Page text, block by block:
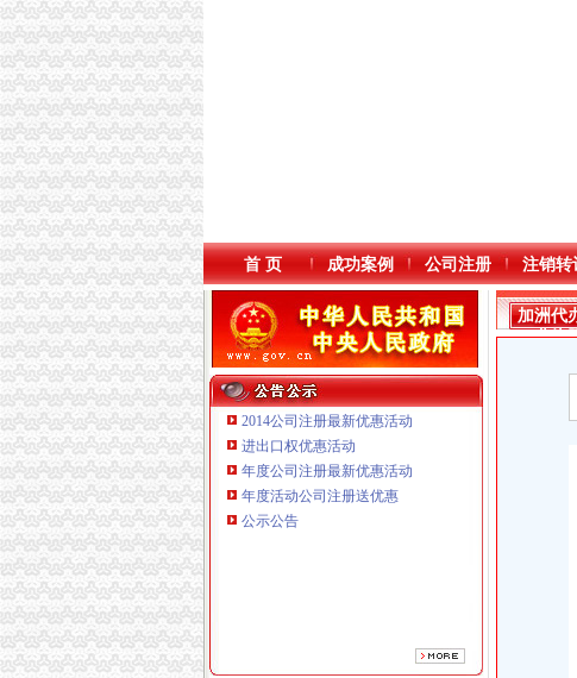
首 页 成功案例 公司注册 注销转
2014公司注册最新优惠活动
进出口权优惠活动
年度公司注册最新优惠活动
年度活动公司注册送优惠
公示公告
重庆奕欣锦诚商贸有限公司 渝九50万 （工商注册）
重庆展优科技有限公司 渝中3万 （工商注册）
加洲代
业执